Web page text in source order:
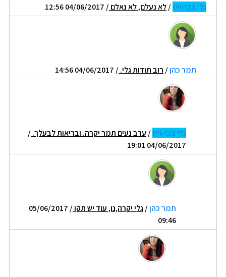
גלי צבי-ויס/לא נעלם, לא נאלם/ 04/06/2017 12:56
תמר כהן/ רוב תודות גלי./ 04/06/2017 14:56
גלי צבי-ויס/ ערב נעים תמר יקרה. ובריאות לבעלך./
04/06/2017 19:01
תמר כהן/גלי יקרה,נו, עוד יש תקו
/ 05/06/2017
09:46